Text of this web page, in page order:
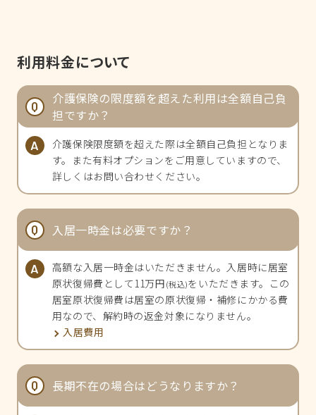
利用料金について
介護保険の限度額を超えた利用は全額自己負
担ですか？
介護保険限度額を超えた際は全額自己負担となりま
す。また有料オプションをご用意していますので、
詳しくはお問い合わせください。
入居一時金は必要ですか？
高額な入居一時金はいただきません。入居時に居室
原状復帰費として11万円(税込)をいただきます。この
居室原状復帰費は居室の原状復帰・補修にかかる費
用なので、解約時の返金対象になりません。
入居費用
長期不在の場合はどうなりますか？